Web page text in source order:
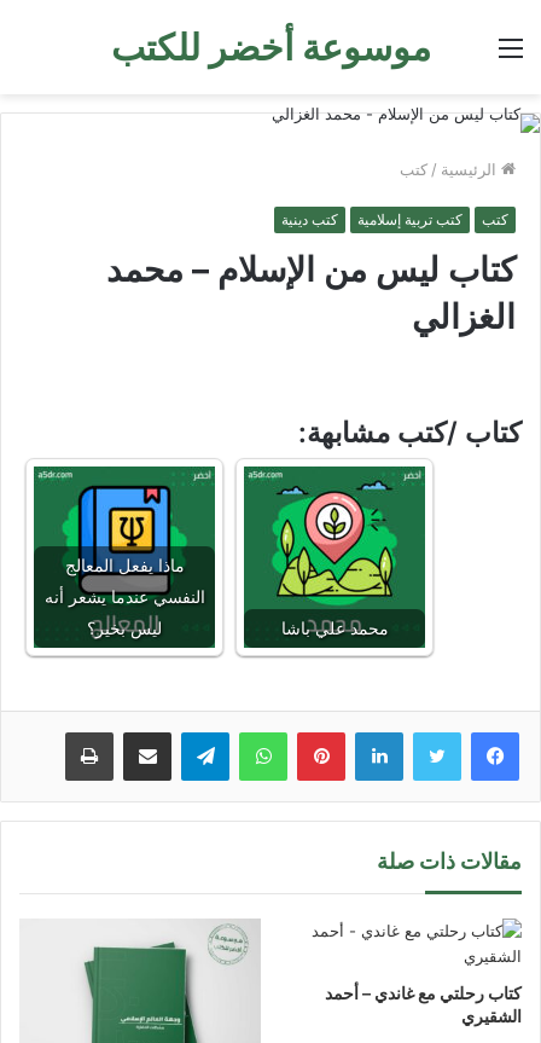
موسوعة أخضر للكتب القائمة
الرئيسية / كتب
كتب كتب تربية إسلامية كتب دينية
كتاب ليس من الإسلام – محمد
الغزالي
كتاب /كتب مشابهة:
ماذا يفعل المعالج
النفسي عندما يشعر أنه
ليس بخير؟
محمد علي باشا
لينكدإن بينتيريستواتساب تيلقرام مشاركة عبر البريد طباعة
مقالات ذات صلة
كتاب رحلتي مع غاندي – أحمد
الشقيري